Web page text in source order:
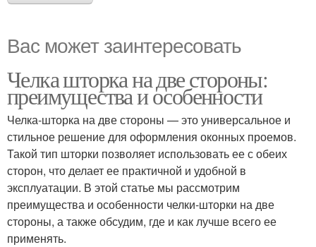
Вас может заинтересовать
Челка шторка на две стороны:
преимущества и особенности
Челка-шторка на две стороны — это универсальное и
стильное решение для оформления оконных проемов.
Такой тип шторки позволяет использовать ее с обеих
сторон, что делает ее практичной и удобной в
эксплуатации. В этой статье мы рассмотрим
преимущества и особенности челки-шторки на две
стороны, а также обсудим, где и как лучше всего ее
применять.